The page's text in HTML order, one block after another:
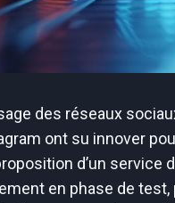
des réseaux
ont su innover
d’un service
en phase de